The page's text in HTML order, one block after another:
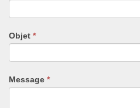
Objet *
Message *
remplissez
ce